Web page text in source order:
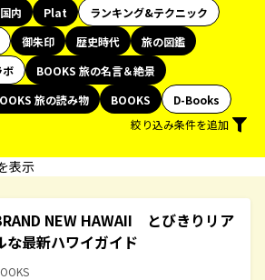
内 Plat
ランキング&テクニック
御朱印 歴史時代
旅の図鑑
ボ
BOOKS 旅の名言＆絶景
旅の読み物 BOOKS
D-Books
絞り込み条件を追加
表示
NEW HAWAII とびきりリア
な最新ハワイガイド